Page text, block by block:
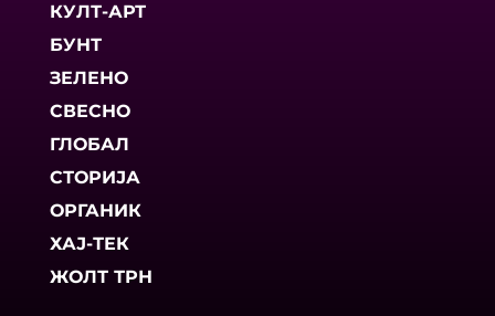
КУЛТ-АРТ
БУНТ
ЗЕЛЕНО
СВЕСНО
ГЛОБАЛ
СТОРИЈА
ОРГАНИК
ХАЈ-ТЕК
ЖОЛТ ТРН